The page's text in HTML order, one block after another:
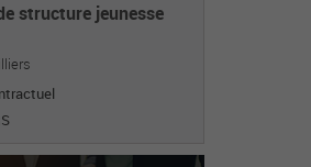
structure jeunesse